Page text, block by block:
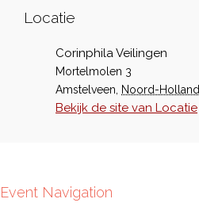
Locatie
Corinphila Veilingen
Mortelmolen 3
Amstelveen
Noord-Holland
Bekijk de site van Locatie
Event Navigation